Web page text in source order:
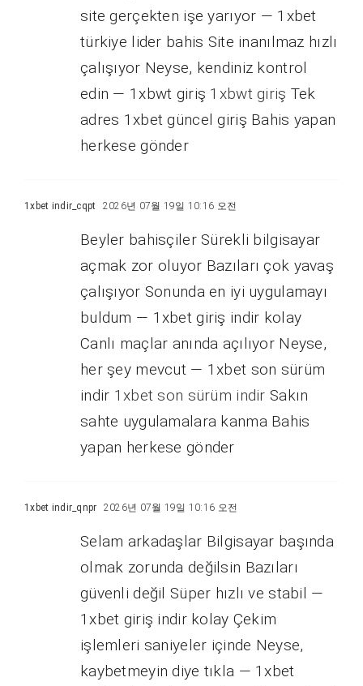
site gerçekten işe yarıyor — 1xbet
türkiye lider bahis Site inanılmaz hızlı
çalışıyor Neyse, kendiniz kontrol
edin — 1xbwt giriş 1xbwt giriş Tek
adres 1xbet güncel giriş Bahis yapan
herkese gönder
1xbet indir_cqpt 2026년 07월 19일 10:16 오전
Beyler bahisçiler Sürekli bilgisayar
açmak zor oluyor Bazıları çok yavaş
çalışıyor Sonunda en iyi uygulamayı
buldum — 1xbet giriş indir kolay
Canlı maçlar anında açılıyor Neyse,
her şey mevcut — 1xbet son sürüm
indir 1xbet son sürüm indir Sakın
sahte uygulamalara kanma Bahis
yapan herkese gönder
1xbet indir_qnpr 2026년 07월 19일 10:16 오전
Selam arkadaşlar Bilgisayar başında
olmak zorunda değilsin Bazıları
güvenli değil Süper hızlı ve stabil —
1xbet giriş indir kolay Çekim
işlemleri saniyeler içinde Neyse,
kaybetmeyin diye tıkla — 1xbet